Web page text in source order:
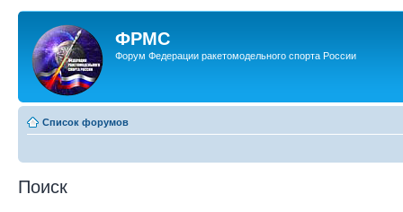
ФРМС
Форум Федерации ракетомодельного спорта России
Список форумов
Поиск